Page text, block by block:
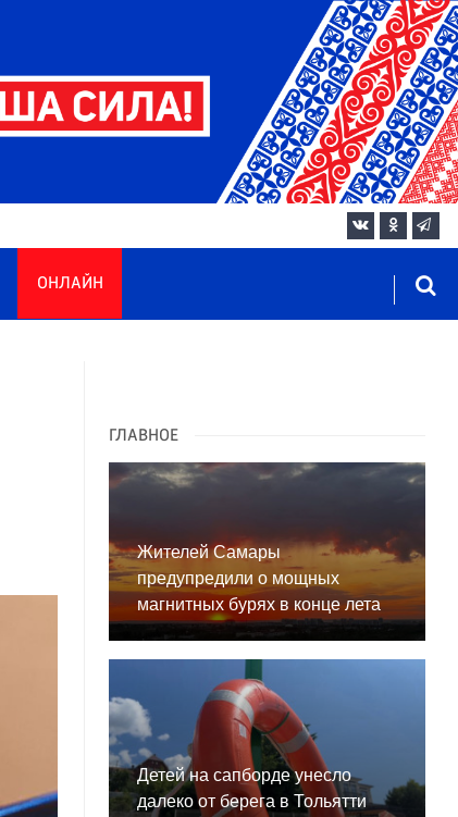
ОНЛАЙН
ГЛАВНОЕ
Жителей Самары
предупредили о мощных
магнитных бурях в конце лета
Детей на сапборде унесло
далеко от берега в Тольятти